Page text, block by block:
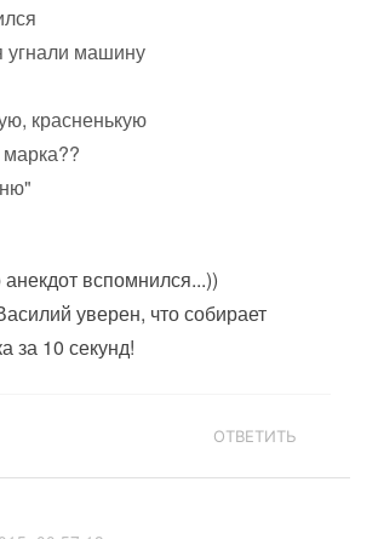
угнали машину
красненькую
??
вспомнился...))
уверен, что собирает
за 10 секунд!
ОТВЕТИТЬ